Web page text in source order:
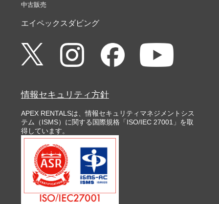
中古販売
エイペックスダビング
情報セキュリティ方針
APEX RENTALSは、情報セキュリティマネジメントシス
テム（ISMS）に関する国際規格「ISO/IEC 27001」を取
得しています。